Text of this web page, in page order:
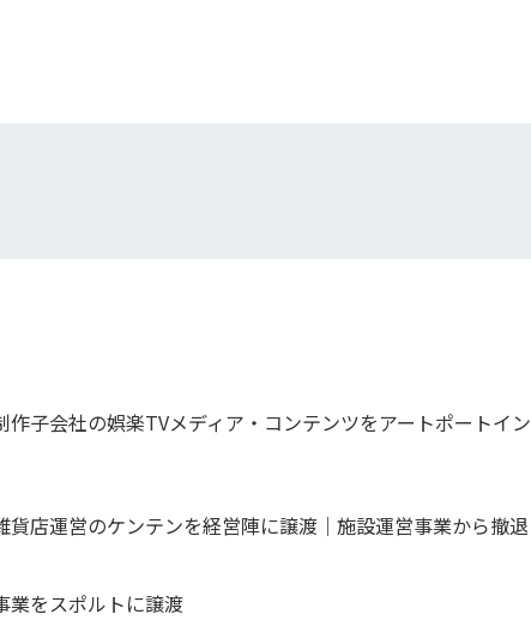
子会社の娯楽TVメディア・コンテンツをアートポートイン
店運営のケンテンを経営陣に譲渡｜施設運営事業から撤退
業をスポルトに譲渡